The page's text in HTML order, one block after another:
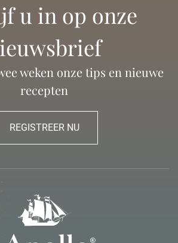
u in op onze
weken onze tips en nieuwe
recepten
REGISTREER NU